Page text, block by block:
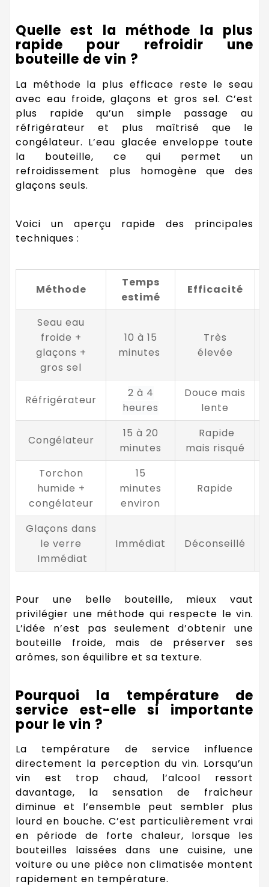
Quelle est la méthode la plus
rapide pour refroidir une
bouteille de vin ?
La méthode la plus efficace reste le seau
avec eau froide, glaçons et gros sel. C’est
plus rapide qu’un simple passage au
réfrigérateur et plus maîtrisé que le
congélateur. L’eau glacée enveloppe toute
la bouteille, ce qui permet un
refroidissement plus homogène que des
glaçons seuls.
Voici un aperçu rapide des principales
techniques :
Méthode
Temps
estimé
Efficacité
Seau eau
froide +
glaçons +
gros sel
10 à 15
minutes
Très
élevée
Réfrigérateur
2 à 4
heures
Douce mais
lente
Congélateur
15 à 20
minutes
Rapide
mais risqué
Torchon
humide +
congélateur
15
minutes
environ
Rapide
Glaçons dans
le verre
Immédiat
Immédiat Déconseillé
Pour une belle bouteille, mieux vaut
privilégier une méthode qui respecte le vin.
L’idée n’est pas seulement d’obtenir une
bouteille froide, mais de préserver ses
arômes, son équilibre et sa texture.
Pourquoi la température de
service est-elle si importante
pour le vin ?
La température de service influence
directement la perception du vin. Lorsqu’un
vin est trop chaud, l’alcool ressort
davantage, la sensation de fraîcheur
diminue et l’ensemble peut sembler plus
lourd en bouche. C’est particulièrement vrai
en période de forte chaleur, lorsque les
bouteilles laissées dans une cuisine, une
voiture ou une pièce non climatisée montent
rapidement en température.